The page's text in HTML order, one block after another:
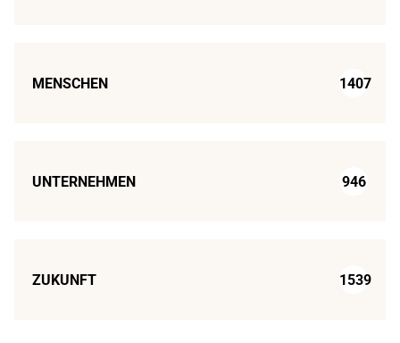
MENSCHEN 1407
UNTERNEHMEN 946
ZUKUNFT 1539